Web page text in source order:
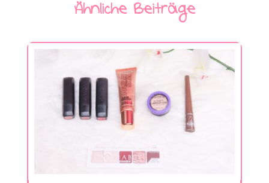
Ähnliche Beiträge